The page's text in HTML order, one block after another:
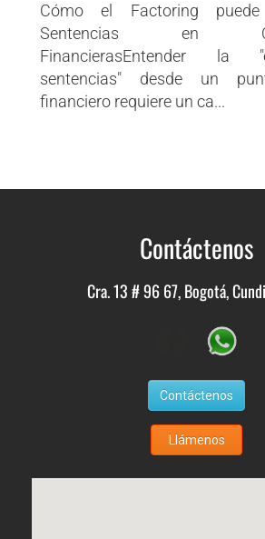
Cómo el Factoring puede
Sentencias en
FinancierasEntender la
sentencias" desde un
financiero requiere un ca...
Contáctenos
Cra. 13 # 96 67, Bogotá,
Contáctenos
Llámenos